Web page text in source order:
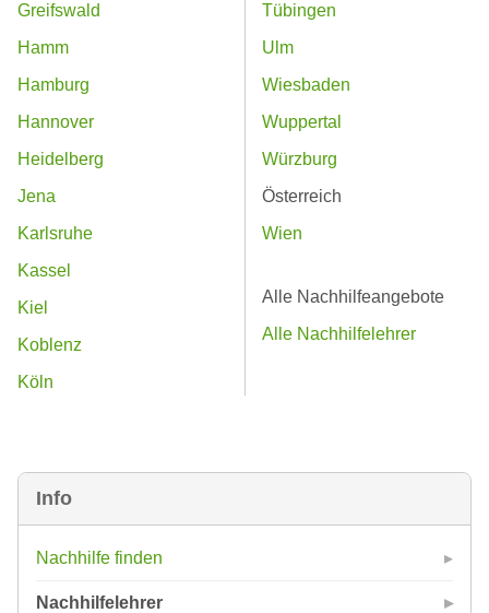
Info
Nachhilfe finden
Nachhilfelehrer
Greifswald
Hamm
Hamburg
Hannover
Heidelberg
Jena
Karlsruhe
Kassel
Kiel
Koblenz
Köln
Tübingen
Ulm
Wiesbaden
Wuppertal
Würzburg
Österreich
Wien
Alle Nachhilfeangebote
Alle Nachhilfelehrer